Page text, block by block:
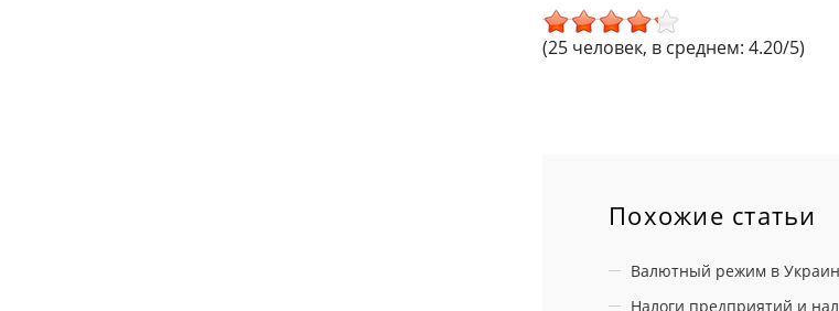
(25 человек, в среднем: 4.20/5)
Похожие статьи
Валютный режим в
Налоги предприятий и